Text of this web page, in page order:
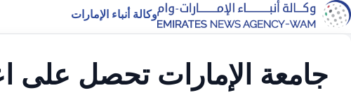
وكالة أنباء الإمارات